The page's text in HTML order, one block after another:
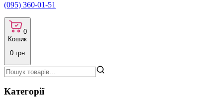
(095) 360-01-51
0
Кошик
0 грн
Категорії